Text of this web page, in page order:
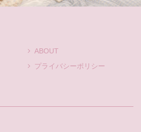
ABOUT
プライバシーポリシー